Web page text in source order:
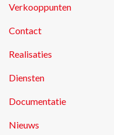
Verkooppunten
Contact
Realisaties
Diensten
Documentatie
Nieuws